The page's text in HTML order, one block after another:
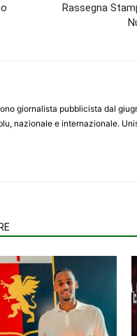
Rassegna
giornalista pubblicista dal
nazionale e internazionale.